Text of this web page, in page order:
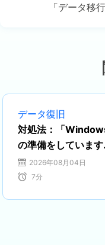
「データ移
が特徴です
から実践的
らプロフェ
に役立つ情
データ復旧
対処法：「
の準備をしています
が終わらない
2026年08月04日
7分